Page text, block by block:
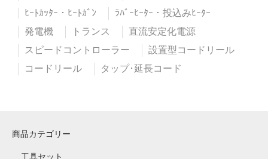
ﾋｰﾄｶｯﾀｰ・ﾋｰﾄｶﾞﾝ
ﾗﾊﾞｰﾋｰﾀｰ・投込みﾋｰﾀｰ
発電機
トランス
直流安定化電源
スピードコントローラー
設置型コードリール
コードリール
タップ･延長コード
商品カテゴリー
工具セット